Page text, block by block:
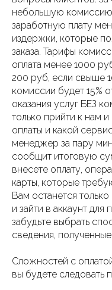
небольшую
заработную плату
издержки, которые
заказа. Тарифы
оплата менее 1000
200 руб, если свыше
комиссии будет 15%
оказания услуг БЕЗ
только прийти к нам
оплаты и какой
менеджер за пару
сообщит итоговую
внесете оплату,
карты, которые
Вам останется
и зайти в аккаунт
забудьте выбрать
сведения,
Сложностей с
вы будете следовать